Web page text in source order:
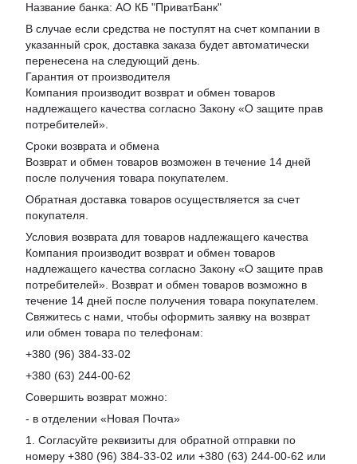
Название банка: АО КБ "ПриватБанк"
В случае если средства не поступят на счет компании в
указанный срок, доставка заказа будет автоматически
перенесена на следующий день.
Гарантия от производителя
Компания производит возврат и обмен товаров
надлежащего качества согласно Закону «О защите прав
потребителей».
Сроки возврата и обмена
Возврат и обмен товаров возможен в течение 14 дней
после получения товара покупателем.
Обратная доставка товаров осуществляется за счет
покупателя.
Условия возврата для товаров надлежащего качества
Компания производит возврат и обмен товаров
надлежащего качества согласно Закону «О защите прав
потребителей». Возврат и обмен товаров возможно в
течение 14 дней после получения товара покупателем.
Свяжитесь с нами, чтобы оформить заявку на возврат
или обмен товара по телефонам:
+380 (96) 384-33-02
+380 (63) 244-00-62
Совершить возврат можно:
- в отделении «Новая Почта»
1. Согласуйте реквизиты для обратной отправки по
номеру +380 (96) 384-33-02 или +380 (63) 244-00-62 или